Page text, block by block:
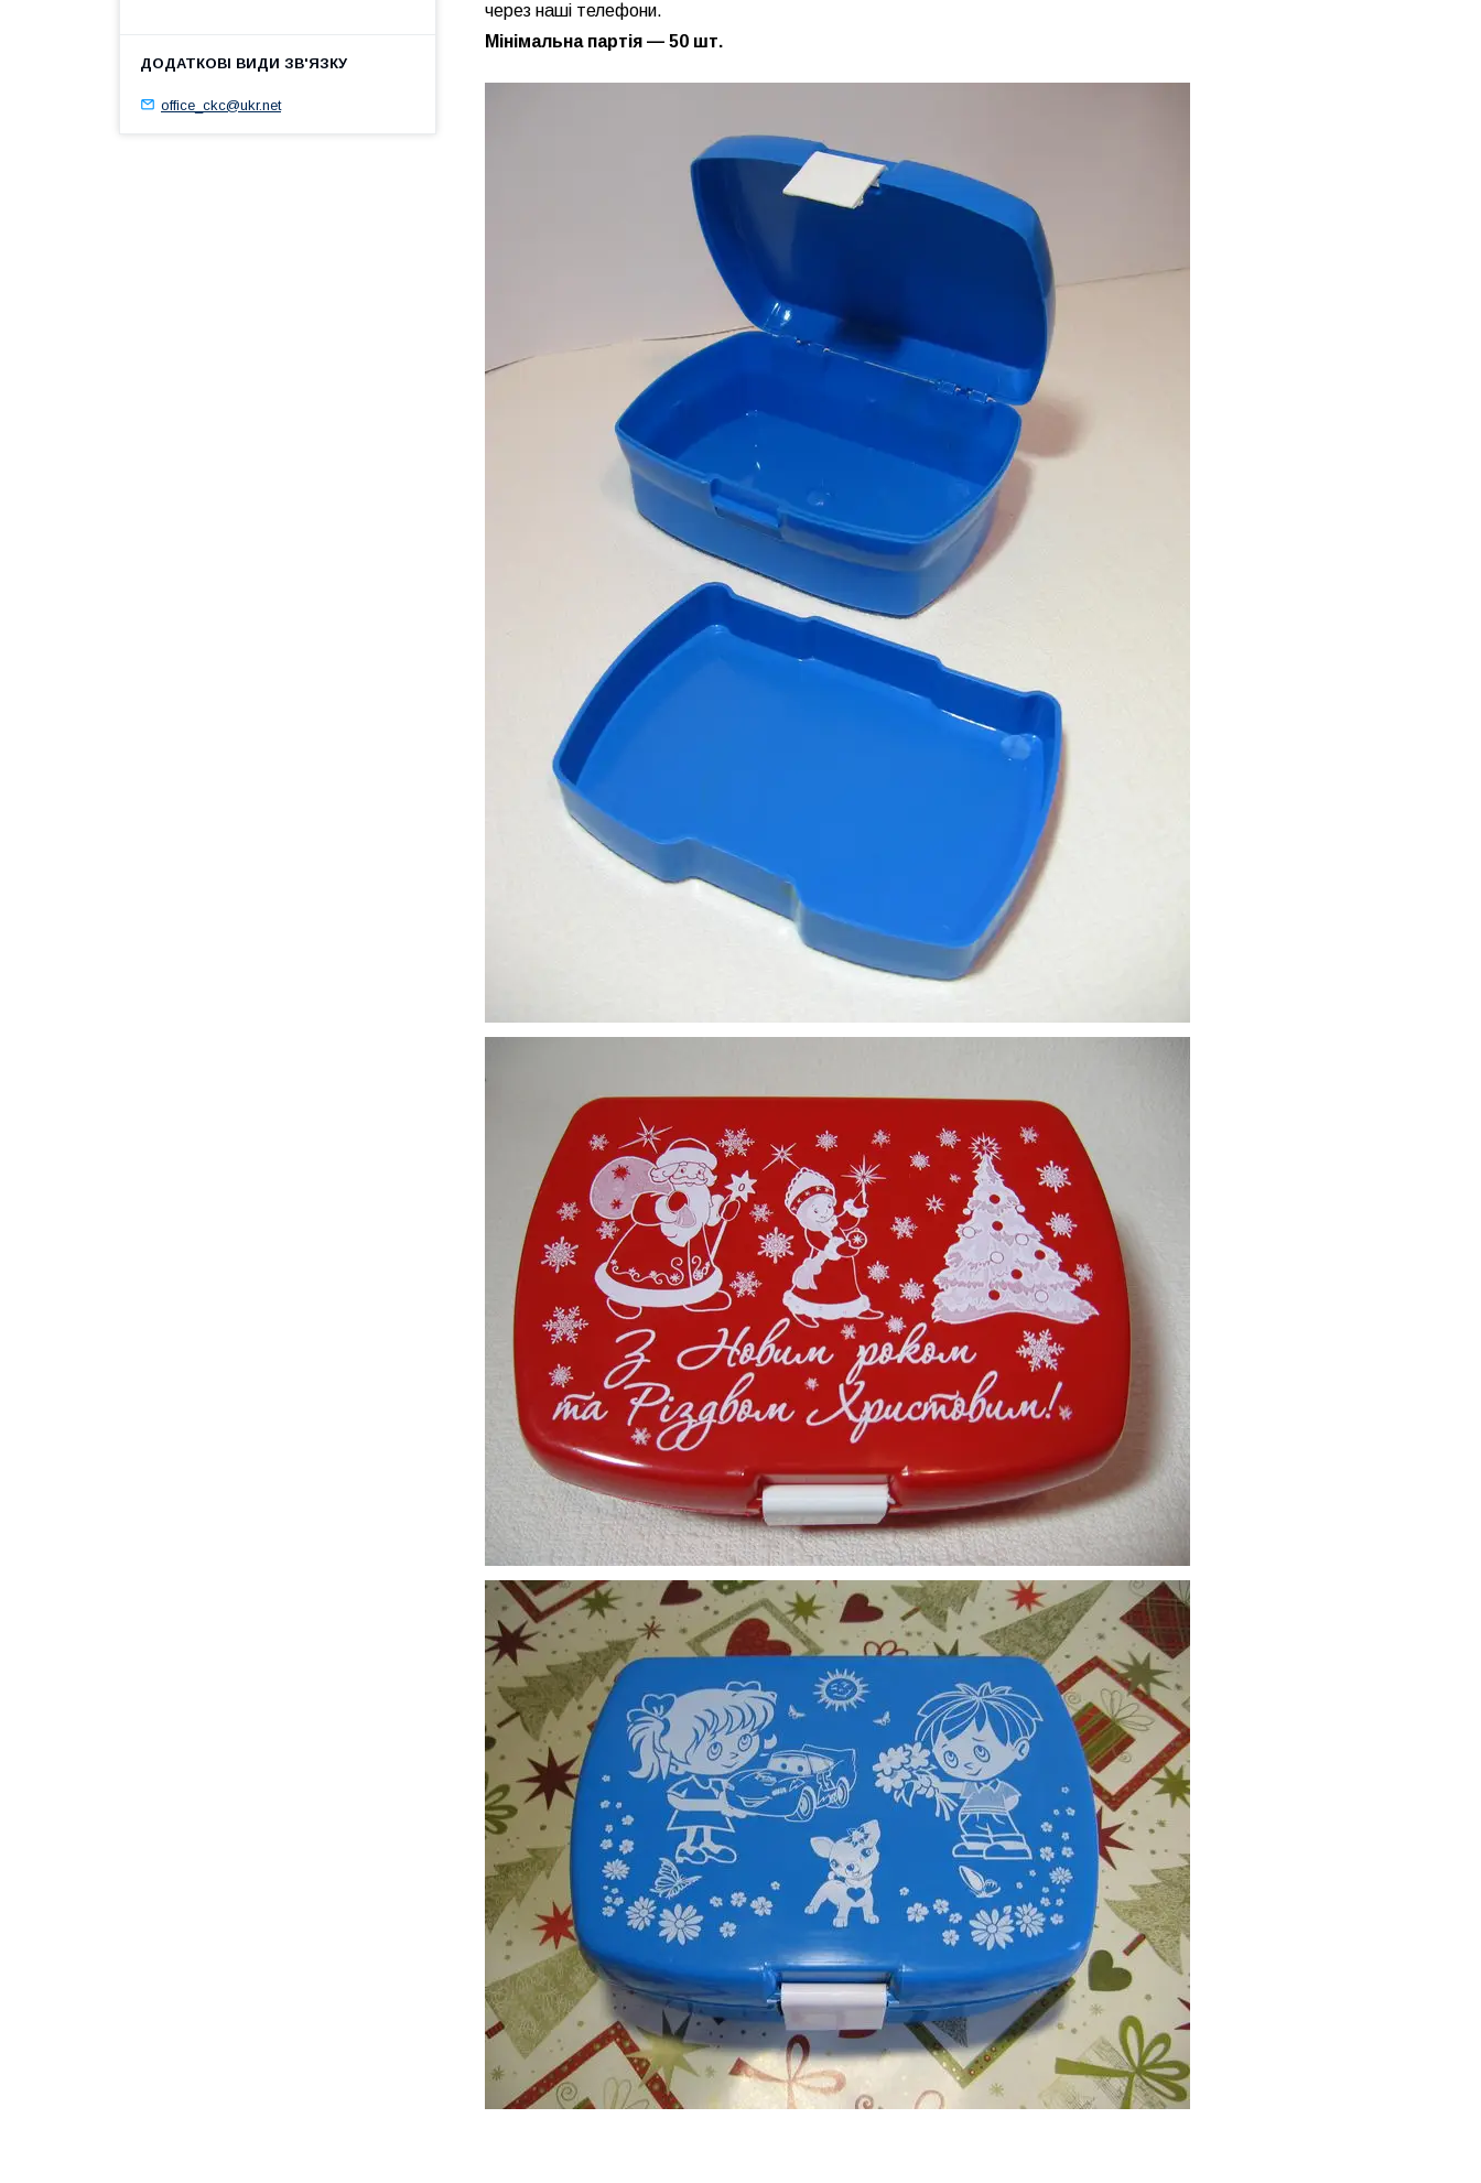
через наші телефони.
Мінімальна партія — 50 шт.
office_ckc@ukr.net